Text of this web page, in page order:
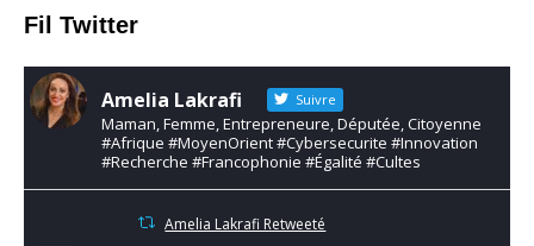
Fil Twitter
Amelia Lakrafi Suivre
Maman, Femme, Entrepreneure, Députée, Citoyenne
#Afrique #MoyenOrient #Cybersecurite #Innovation
#Recherche #Francophonie #Égalité #Cultes
Amelia Lakrafi Retweeté